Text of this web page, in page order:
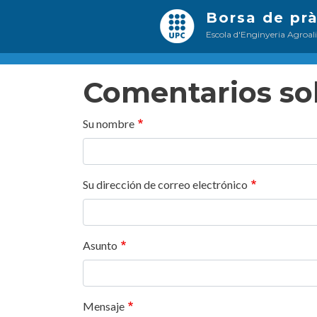
Borsa de
Escola d'Enginyeria
Comentarios
Su nombre
Su dirección de correo electrónico
Asunto
Mensaje